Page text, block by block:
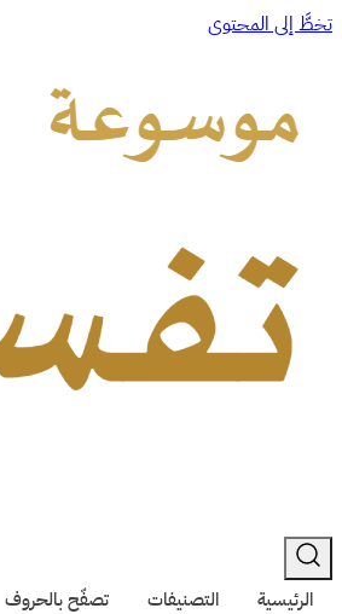
تخطَّ إلى المحتوى
الرئيسية التصنيفات تصفّح بالحروف